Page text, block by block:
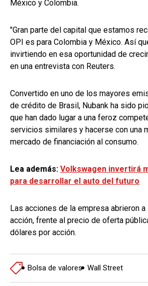
México y Colombia.
"Gran parte del capital que estamos
OPI es para Colombia y México. Así
invirtiendo en esa oportunidad de
en una entrevista con Reuters.
Convertido en uno de los mayores
de crédito de Brasil, Nubank ha sido
que han dado lugar a una feroz
servicios similares y hacerse con una
mercado de financiación al consumo.
Lea además: Volkswagen invertirá
para desarrollar el auto del futuro
Las acciones de la empresa abrieron
acción, frente al precio de oferta
dólares por acción.
Bolsa de valores Wall Street